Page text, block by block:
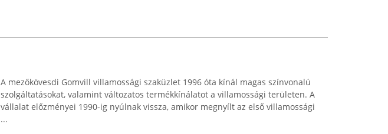
A mezőkövesdi Gomvill villamossági szaküzlet 1996 óta kínál magas színvonalú
szolgáltatásokat, valamint változatos termékkínálatot a villamossági területen. A
vállalat előzményei 1990-ig nyúlnak vissza, amikor megnyílt az első villamossági
...